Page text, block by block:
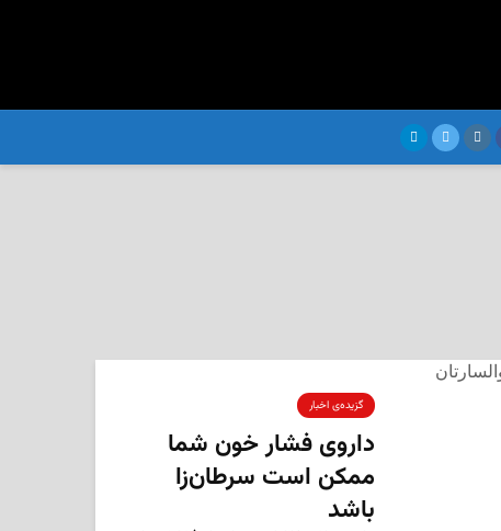
گزیده‌ی‌ اخبار
داروی فشار خون شما
ممکن است سرطان‌زا
باشد